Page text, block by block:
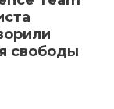
свободы